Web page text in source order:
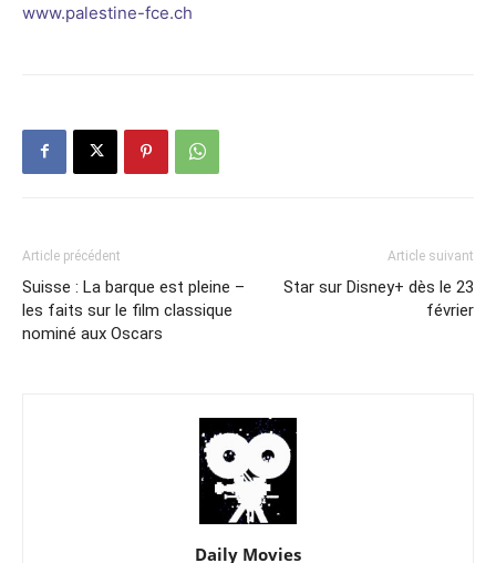
www.palestine-fce.ch
Article précédent
Suisse : La barque est pleine –
les faits sur le film classique
nominé aux Oscars
Article suivant
Star sur Disney+ dès le 23
février
Daily Movies